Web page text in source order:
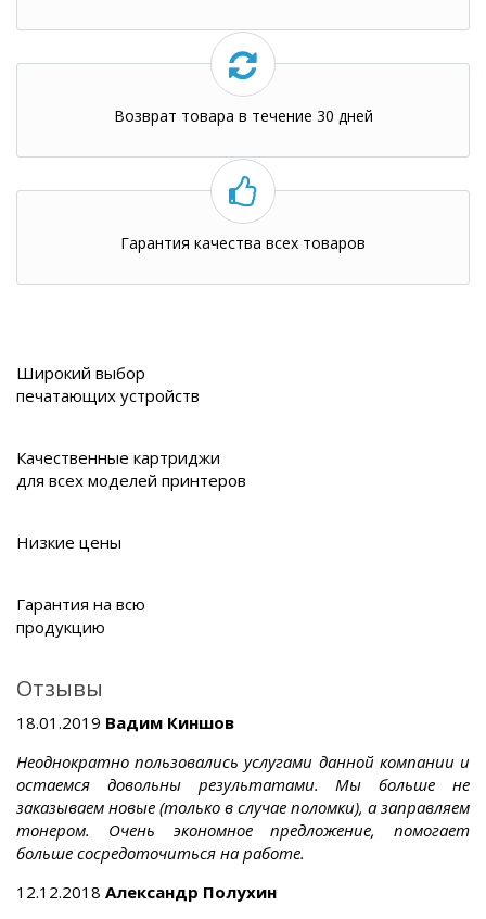
Возврат товара в течение 30 дней
Гарантия качества всех товаров
Широкий выбор
печатающих устройств
Качественные картриджи
для всех моделей принтеров
Низкие цены
Гарантия на всю
продукцию
Отзывы
18.01.2019 Вадим Киншов
Неоднократно пользовались услугами данной компании и
остаемся довольны результатами. Мы больше не
заказываем новые (только в случае поломки), а заправляем
тонером. Очень экономное предложение, помогает
больше сосредоточиться на работе.
12.12.2018 Александр Полухин